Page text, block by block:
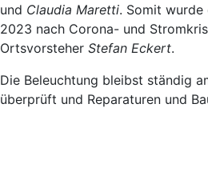
und Claudia Maretti. Somit wurde
2023 nach Corona- und
Ortsvorsteher Stefan Eckert.
Die Beleuchtung bleibst ständig
überprüft und Reparaturen und